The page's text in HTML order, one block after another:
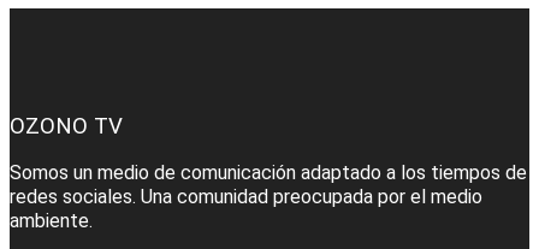
OZONO TV
Somos un medio de comunicación adaptado a los tiempos de
redes sociales. Una comunidad preocupada por el medio
ambiente.